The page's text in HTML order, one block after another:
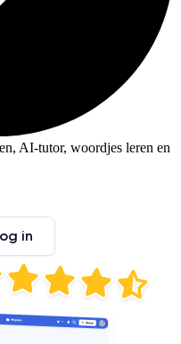
AI-tutor, woordjes leren en
in